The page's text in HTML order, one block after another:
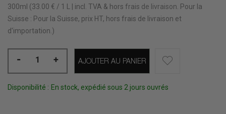
300ml (33.00 € / 1 L | incl. TVA & hors frais de livraison Pour la
Suisse : Pour la Suisse, prix HT, hors frais de livraison et
d'importation.)
- + AJOUTER AU PANIER
Disponibilité : En stock, expédié sous 2 jours ouvrés